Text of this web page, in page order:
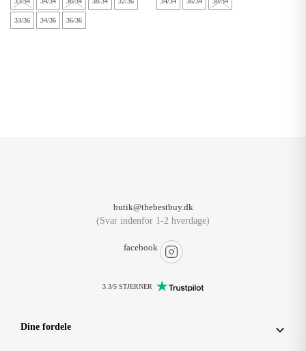
33/36 34/36 36/36
butik@thebestbuy.dk
(Svar indenfor 1-2 hverdage)
facebook
3.3/5 STJERNER
Dine fordele 